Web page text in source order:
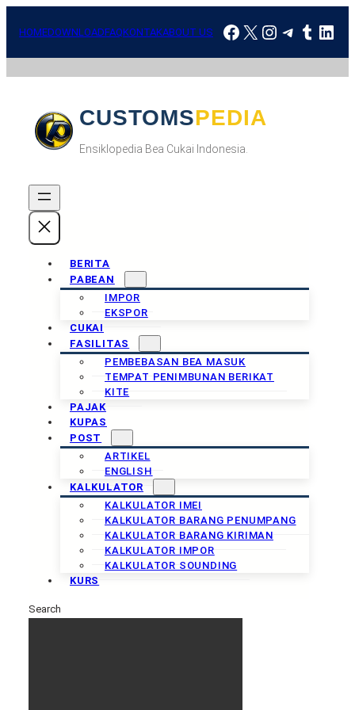
HOMEDOWNLOADFAQKONTAKABOUT US Facebook
X Instagram
CUSTOMSPEDIA
Ensiklopedia Bea Cukai Indonesia.
BERITA
PABEAN
IMPOR
EKSPOR
CUKAI
FASILITAS
PEMBEBASAN BEA MASUK
TEMPAT PENIMBUNAN BERIKAT
KITE
PAJAK
KUPAS
POST
ARTIKEL
ENGLISH
KALKULATOR
KALKULATOR IMEI
KALKULATOR BARANG PENUMPANG
KALKULATOR BARANG KIRIMAN
KALKULATOR IMPOR
KALKULATOR SOUNDING
KURS
Search